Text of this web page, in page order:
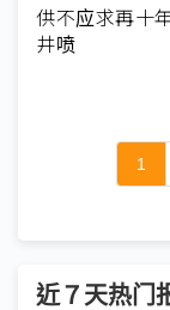
供不应求再十
井喷
1
近７天热门